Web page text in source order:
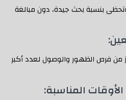
بنسبة بحث جيدة، دون مبالغة
من فرص الظهور والوصول لعدد أكبر
المناسبة: